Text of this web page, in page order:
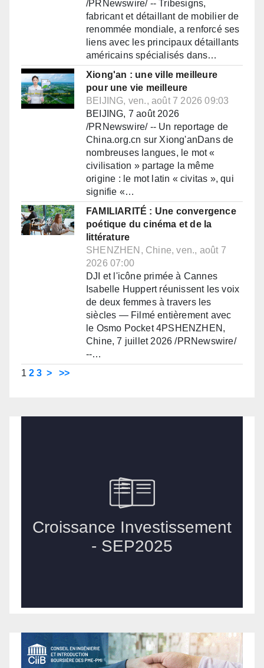
/PRNewswire/ -- Tribesigns,
fabricant et détaillant de mobilier de
renommée mondiale, a renforcé ses
liens avec les principaux détaillants
américains spécialisés dans…
Xiong'an : une ville meilleure
pour une vie meilleure
BEIJING, ven., août 7 2026 09:03
BEIJING, 7 août 2026
/PRNewswire/ -- Un reportage de
China.org.cn sur Xiong'anDans de
nombreuses langues, le mot «
civilisation » partage la même
origine : le mot latin « civitas », qui
signifie «…
FAMILIARITÉ : Une convergence
poétique du cinéma et de la
littérature
SHENZHEN, Chine, ven., août 7
2026 07:00
DJI et l'icône primée à Cannes
Isabelle Huppert réunissent les voix
de deux femmes à travers les
siècles — Filmé entièrement avec
le Osmo Pocket 4PSHENZHEN,
Chine, 7 juillet 2026 /PRNewswire/
--…
1 2 3 > >>